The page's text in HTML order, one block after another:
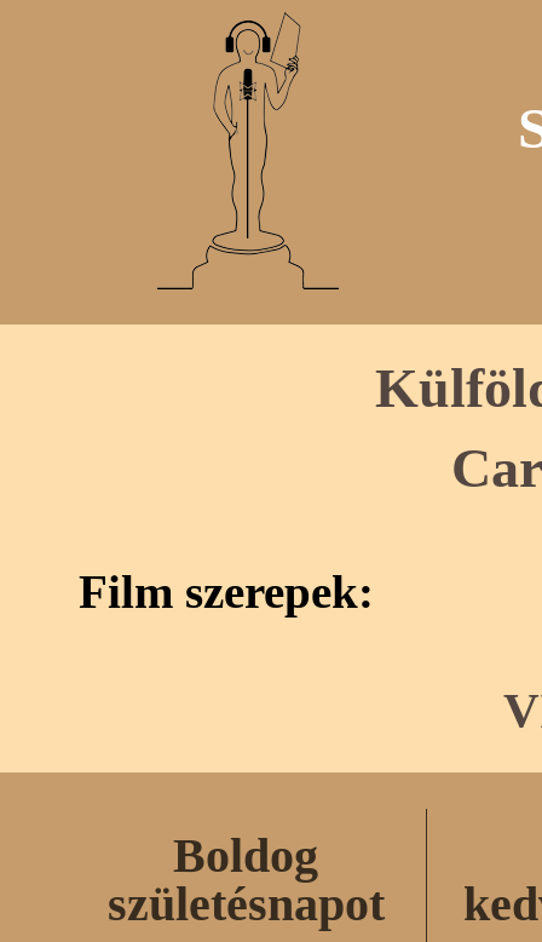
Film szerepek:
Boldog
születésnapot